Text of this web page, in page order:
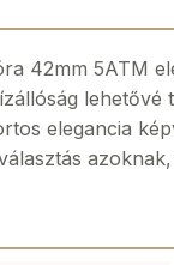
42mm 5ATM
elegancia